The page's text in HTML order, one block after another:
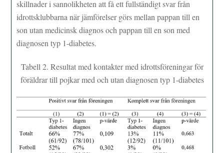
skillnader i sannolikheten att få ett fullständigt svar från
idrottsklubbarna när jämförelser görs mellan pappan till en
son utan medicinsk diagnos och pappan till en son med
diagnosen typ 1-diabetes.
Tabell 2. Resultat med kontakter med idrottsföreningar för
föräldrar till pojkar med och utan diagnosen typ 1-diabetes